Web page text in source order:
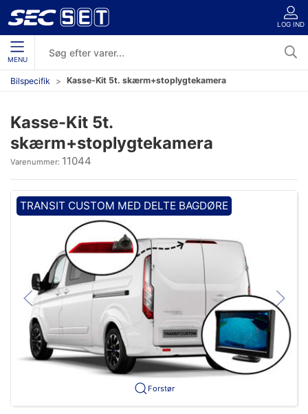
LOG IND
MENU
Bilspecifik Kasse-Kit 5t. skærm+stoplygtekamera
Kasse-Kit 5t.
skærm+stoplygtekamera
Varenummer: 11044
TRANSIT CUSTOM MED DELTE BAGDØRE
Forstør